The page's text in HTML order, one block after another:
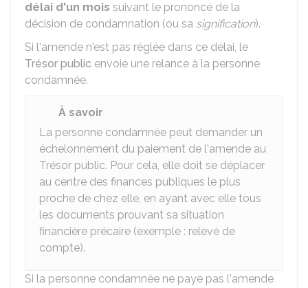
délai d'un mois suivant le prononcé de la
décision de condamnation (ou sa signification).
Si l'amende n'est pas réglée dans ce délai, le
Trésor public envoie une relance à la personne
condamnée.
À savoir
La personne condamnée peut demander un
échelonnement du paiement de l'amende au
Trésor public. Pour cela, elle doit se déplacer
au centre des finances publiques le plus
proche de chez elle, en ayant avec elle tous
les documents prouvant sa situation
financière précaire (exemple : relevé de
compte).
Si la personne condamnée ne paye pas l'amende